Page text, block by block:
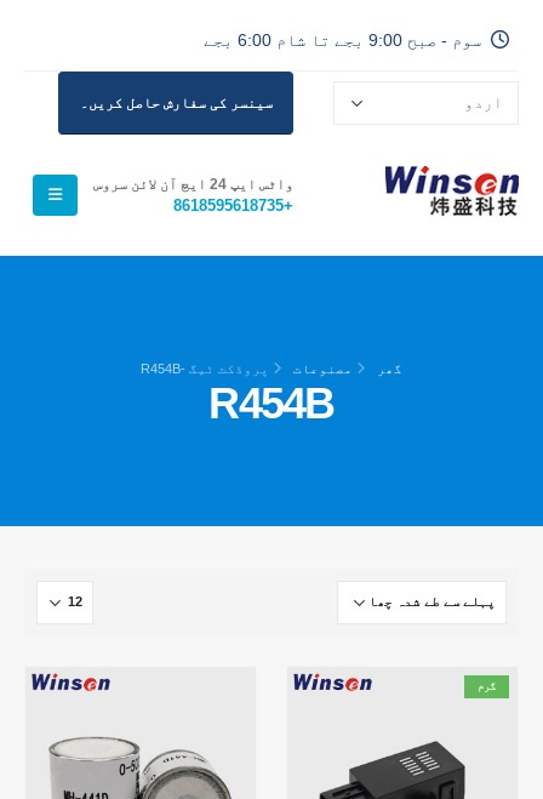
سوم - صبح 9:00 بجے تا شام 6:00 بجے
سینسر کی سفارش حاصل کریں۔
واٹس ایپ 24 ایچ آن لائن سروس
+8618595618735
گھر مصنوعات پروڈکٹ ٹیگ -R454B
R454B
گرم